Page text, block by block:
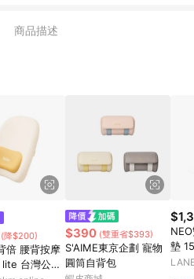
需；另外，在各家分店內規劃
期望每一位來店顧客，能輕
同時持續提供消費者居家修繕
境為首要目標，成為消費者打
商品描述
(降$200)
倍 腰背按摩
台灣公司
$390 (雙重省$393)
S'AIME東京企劃 寵物
圓筒自背包
墊